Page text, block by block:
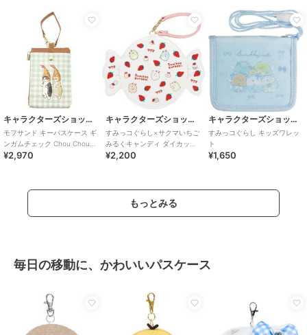
キャラクターズショップ ラフラフ
モフサンド キーパスケース ギ
ンガムチェック Chou Chou
Poche
¥2,970
キャラクターズショップ ラフラフ
すみっコぐらし×サクマいちご
みるくキャンディ ダイカット
パスケース
¥2,200
キャラクターズショップ ラフラフ
すみっコぐらし キッズワレッ
ト
¥1,650
もっとみる
毎日の移動に、かわいいパスケース